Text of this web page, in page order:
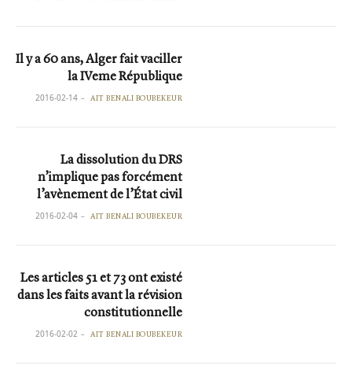
Il y a 60 ans, Alger fait vaciller
la IVeme République
AIT BENALI BOUBEKEUR
2016-02-14
La dissolution du DRS
n’implique pas forcément
l’avènement de l’État civil
AIT BENALI BOUBEKEUR
2016-02-04
Les articles 51 et 73 ont existé
dans les faits avant la révision
constitutionnelle
AIT BENALI BOUBEKEUR
2016-02-02